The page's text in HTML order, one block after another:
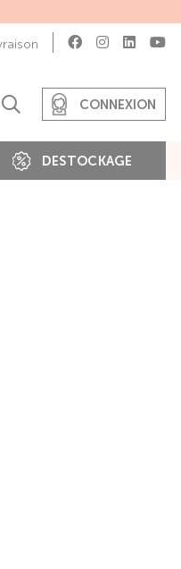
DESTOCKAGE
CONNEXION